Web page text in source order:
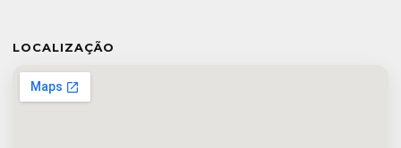
LOCALIZAÇÃO